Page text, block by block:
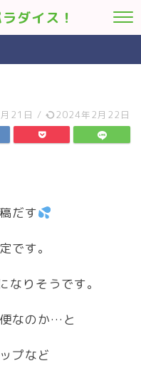
ダイス！
21日 / 2024年2月22日
だす
です。
りそうです。
なのか…と
プなど